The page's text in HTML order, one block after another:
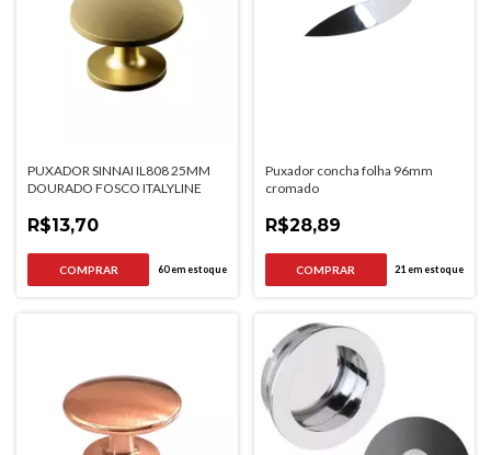
PUXADOR SINNAI IL808 25MM
DOURADO FOSCO ITALYLINE
R$13,70
60em estoque
Puxador concha folha 96mm
cromado
R$28,89
21 em estoque